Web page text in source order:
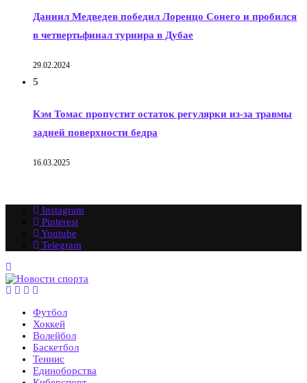
Даниил Медведев победил Лоренцо Сонего и пробился
в четвертьфинал турнира в Дубае
29.02.2024
5
Кэм Томас пропустит остаток регулярки из-за травмы
задней поверхности бедра
16.03.2025
Instagram
Pinterest
Youtube
Telegram
Футбол
Хоккей
Волейбол
Баскетбол
Теннис
Единоборства